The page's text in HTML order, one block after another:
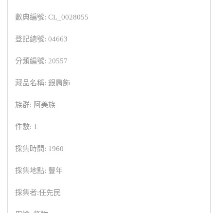
數典編號: CL_0028055
登記總號: 04663
分類編號: 20557
藏品名稱: 銀肩飾
族群: 阿美族
件數: 1
採集時間: 1960
採集地點: 豐年
採集者:任先民